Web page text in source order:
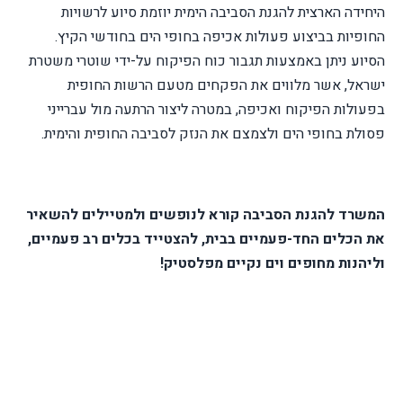
היחידה הארצית להגנת הסביבה הימית יוזמת סיוע לרשויות
החופיות בביצוע פעולות אכיפה בחופי הים בחודשי הקיץ.
הסיוע ניתן באמצעות תגבור כוח הפיקוח על-ידי שוטרי משטרת
ישראל, אשר מלווים את הפקחים מטעם הרשות החופית
בפעולות הפיקוח ואכיפה, במטרה ליצור הרתעה מול עברייני
פסולת בחופי הים ולצמצם את הנזק לסביבה החופית והימית.
המשרד להגנת הסביבה קורא לנופשים ולמטיילים להשאיר
את הכלים החד-פעמיים בבית, להצטייד בכלים רב פעמיים,
וליהנות מחופים וים נקיים מפלסטיק!